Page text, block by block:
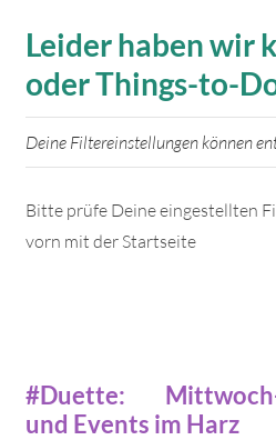
Leider haben wir
oder Things-to-
Deine Filtereinstellungen können
Bitte prüfe Deine eingestellten
vorn mit der Startseite
#Duette: Mittwoch-
und Events im Harz